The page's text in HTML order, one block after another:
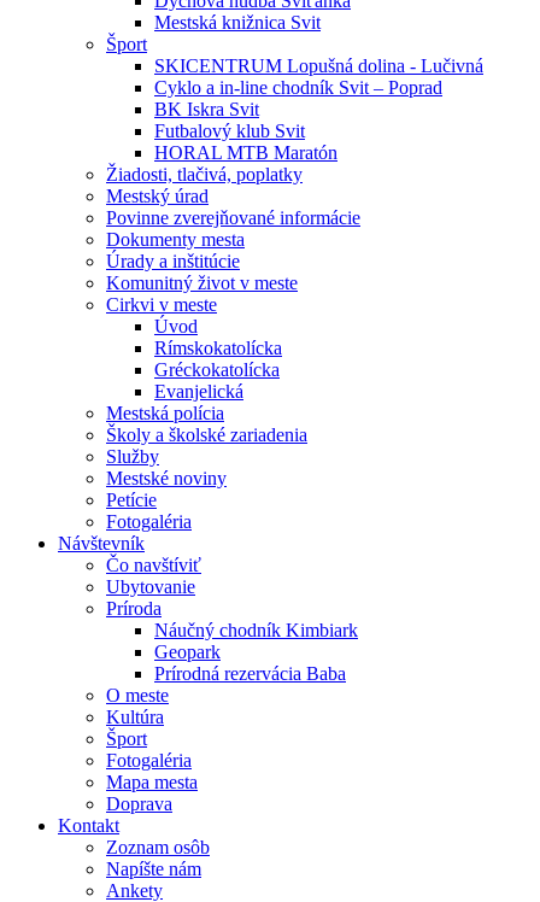
Mestská knižnica Svit
Šport
SKICENTRUM Lopušná dolina - Lučivná
Cyklo a in-line chodník Svit – Poprad
BK Iskra Svit
Futbalový klub Svit
HORAL MTB Maratón
Žiadosti, tlačivá, poplatky
Mestský úrad
Povinne zverejňované informácie
Dokumenty mesta
Úrady a inštitúcie
Komunitný život v meste
Cirkvi v meste
Úvod
Rímskokatolícka
Gréckokatolícka
Evanjelická
Mestská polícia
Školy a školské zariadenia
Služby
Mestské noviny
Petície
Fotogaléria
Návštevník
Čo navštíviť
Ubytovanie
Príroda
Náučný chodník Kimbiark
Geopark
Prírodná rezervácia Baba
O meste
Kultúra
Šport
Fotogaléria
Mapa mesta
Doprava
Kontakt
Zoznam osôb
Napíšte nám
Ankety